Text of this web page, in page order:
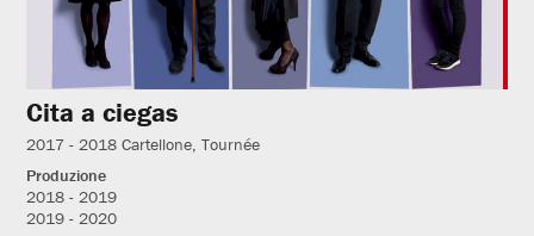
Cita a ciegas
2017 - 2018 Cartellone Tournée
Produzione
2018 - 2019
2019 - 2020